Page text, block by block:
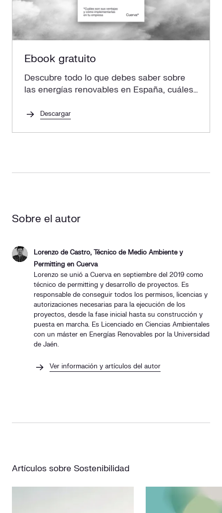
Ebook gratuito
Descubre todo lo que debes saber sobre
las energías renovables en España, cuáles
en tu empresa.
Descargar
Sobre el autor
Lorenzo de Castro, Técnico de Medio Ambiente y
Permitting en Cuerva
Lorenzo se unió a Cuerva en septiembre del 2019 como
técnico de permitting y desarrollo de proyectos. Es
responsable de conseguir todos los permisos, licencias y
autorizaciones necesarias para la ejecución de los
proyectos, desde la fase inicial hasta su construcción y
puesta en marcha. Es Licenciado en Ciencias Ambientales
con un máster en Energías Renovables por la Universidad
de Jaén.
Ver información y artículos del autor
Artículos sobre Sostenibilidad